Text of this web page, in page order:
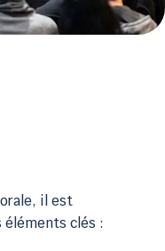
il est
clés :